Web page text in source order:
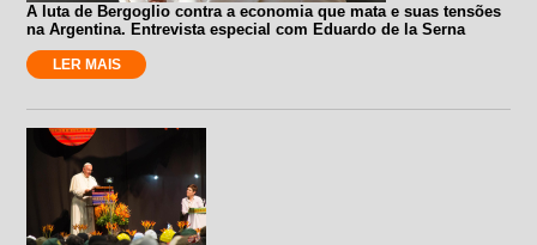
A luta de Bergoglio contra a economia que mata e suas tensões
na Argentina. Entrevista especial com Eduardo de la Serna
LER MAIS